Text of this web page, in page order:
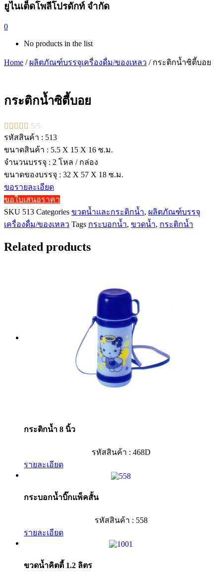
ยูไนเต็ดโพลีโปรดักท์ จำกัด
0
No products in the list
Home / ผลิตภัณฑ์บรรจุเครื่องดื่ม/ของเหลว / กระติกน้ำซิตี้บอย
กระติกน้ำซิตี้บอย
     5/5
รหัสสินค้า : 513
ขนาดสินค้า : 5.5 X 15 X 16 ซ.ม.
จำนวนบรรจุ : 2 โหล / กล่อง
ขนาดของบรรจุ : 32 X 57 X 18 ซ.ม.
ขอรายละเอียด
ขอใบเสนอราคา
SKU 513 Categories ขวดน้ำและกระติกน้ำ, ผลิตภัณฑ์บรรจุ
เครื่องดื่ม/ของเหลว Tags กระบอกน้ำ, ขวดน้ำ, กระติกน้ำ
Related products
กระติกน้ำ 8 นิ้ว
รหัสสินค้า : 468D
รายละเอียด
กระบอกน้ำบิ๊กแพ็คสั้น
รหัสสินค้า : 558
รายละเอียด
ขวดน้ำคิตตี้ 1.2 ลิตร